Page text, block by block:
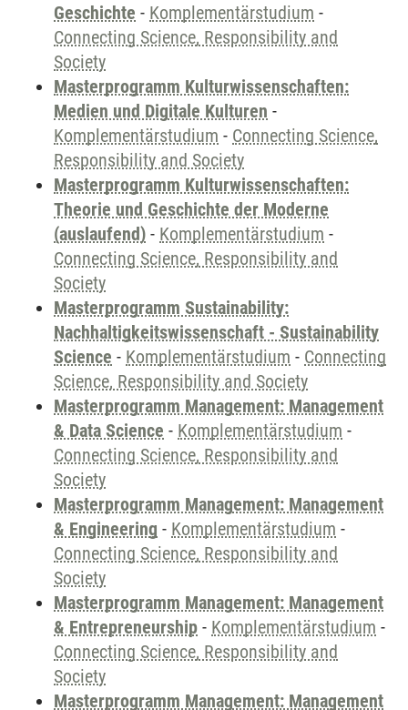
Geschichte - Komplementärstudium -
Connecting Science, Responsibility and
Society
Masterprogramm Kulturwissenschaften:
Medien und Digitale Kulturen -
Komplementärstudium - Connecting Science,
Responsibility and Society
Masterprogramm Kulturwissenschaften:
Theorie und Geschichte der Moderne
(auslaufend) - Komplementärstudium -
Connecting Science, Responsibility and
Society
Masterprogramm Sustainability:
Nachhaltigkeitswissenschaft - Sustainability
Science - Komplementärstudium - Connecting
Science, Responsibility and Society
Masterprogramm Management: Management
& Data Science - Komplementärstudium -
Connecting Science, Responsibility and
Society
Masterprogramm Management: Management
& Engineering - Komplementärstudium -
Connecting Science, Responsibility and
Society
Masterprogramm Management: Management
& Entrepreneurship - Komplementärstudium -
Connecting Science, Responsibility and
Society
Masterprogramm Management: Management